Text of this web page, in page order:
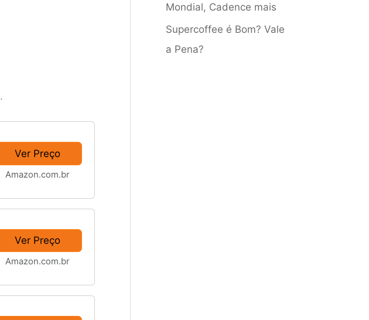
.
Ver Preço
Amazon.com.br
Ver Preço
Amazon.com.br
Mondial, Cadence mais
Supercoffee é Bom? Vale
a Pena?